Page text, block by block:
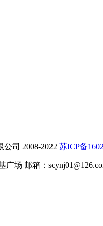
司 2008-2022 苏ICP备
场 邮箱：